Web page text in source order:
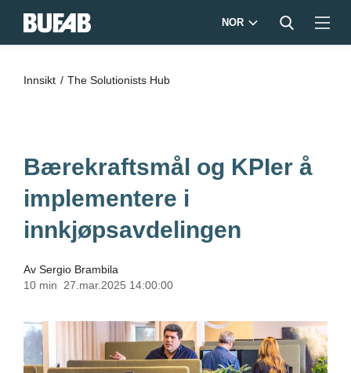
NOR
Innsikt The Solutionists Hub
Bærekraftsmål og KPIer å
implementere i
innkjøpsavdelingen
Av Sergio Brambila
10 min
27.mar.2025 14:00:00